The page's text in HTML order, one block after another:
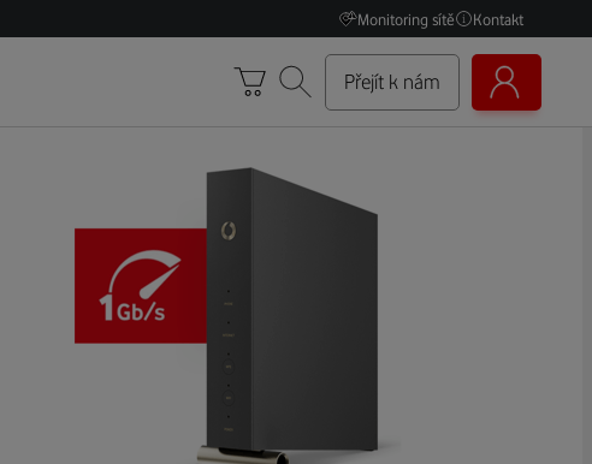
Monitoring sítě Kontakt
Přejít k nám